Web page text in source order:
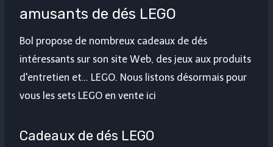
amusants de dés LEGO
Bol propose de nombreux cadeaux de dés
intéressants sur son site Web, des jeux aux produits
d'entretien et… LEGO. Nous listons désormais pour
vous les sets LEGO en vente ici
Cadeaux de dés LEGO